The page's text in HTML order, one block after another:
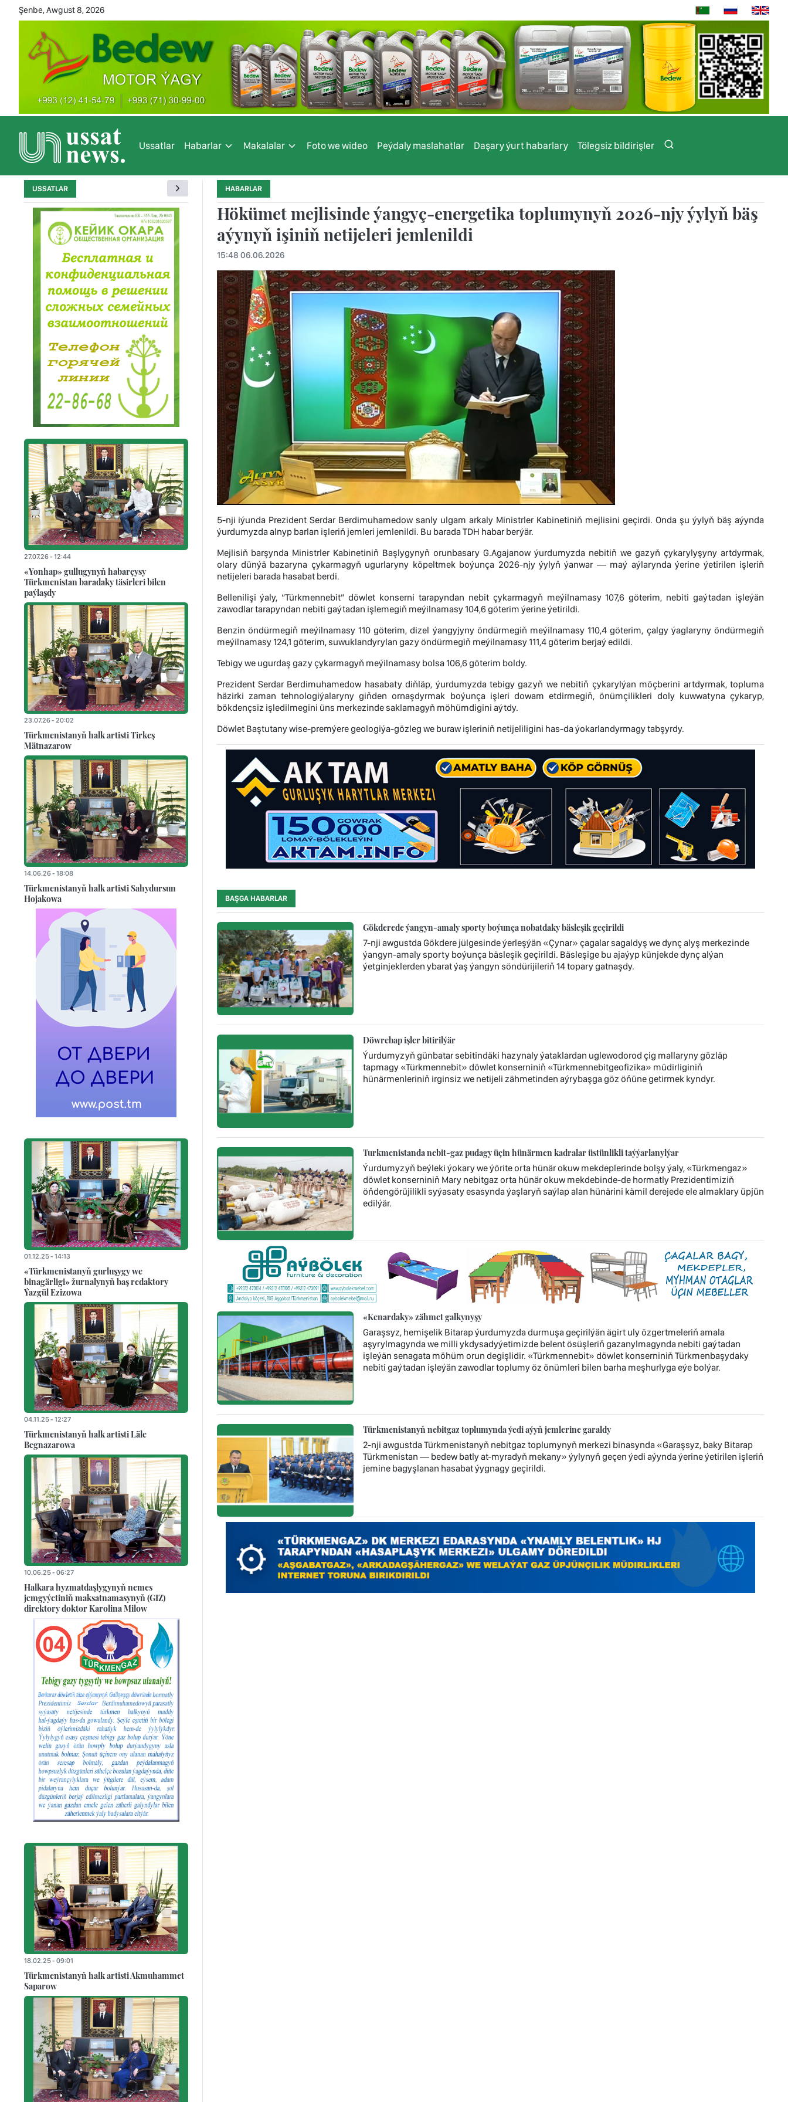
Şenbe, Awgust 8, 2026
Ussatlar Habarlar Makalalar Foto we wideo Peýdaly maslahatlar Daşary ýurt habarlary Tölegsiz bildirişler
HABARLAR
Hökümet mejlisinde ýangyç-energetika toplumynyň 2026-njy ýylyň bäş
aýynyň işiniň netijeleri jemlenildi
15:48 06.06.2026
5-nji iýunda Prezident Serdar Berdimuhamedow sanly ulgam arkaly Ministrler Kabinetiniň mejlisini geçirdi. Onda şu ýylyň bäş aýynda
ýurdumyzda alnyp barlan işleriň jemleri jemlenildi. Bu barada TDH habar berýär.
Mejlisiň barşynda Ministrler Kabinetiniň Başlygynyň orunbasary G.Agajanow ýurdumyzda nebitiň we gazyň çykarylyşyny artdyrmak,
olary dünýä bazaryna çykarmagyň ugurlaryny köpeltmek boýunça 2026-njy ýylyň ýanwar — maý aýlarynda ýerine ýetirilen işleriň
netijeleri barada hasabat berdi.
Bellenilişi ýaly, “Türkmennebit” döwlet konserni tarapyndan nebit çykarmagyň meýilnamasy 107,6 göterim, nebiti gaýtadan işleýän
zawodlar tarapyndan nebiti gaýtadan işlemegiň meýilnamasy 104,6 göterim ýerine ýetirildi.
Benzin öndürmegiň meýilnamasy 110 göterim, dizel ýangyjyny öndürmegiň meýilnamasy 110,4 göterim, çalgy ýaglaryny öndürmegiň
meýilnamasy 124,1 göterim, suwuklandyrylan gazy öndürmegiň meýilnamasy 111,4 göterim berjaý edildi.
Tebigy we ugurdaş gazy çykarmagyň meýilnamasy bolsa 106,6 göterim boldy.
Prezident Serdar Berdimuhamedow hasabaty diňläp, ýurdumyzda tebigy gazyň we nebitiň çykarylýan möçberini artdyrmak, topluma
häzirki zaman tehnologiýalaryny giňden ornaşdyrmak boýunça işleri dowam etdirmegiň, önümçilikleri doly kuwwatyna çykaryp,
bökdençsiz işledilmegini üns merkezinde saklamagyň möhümdigini aýtdy.
Döwlet Baştutany wise-premýere geologiýa-gözleg we buraw işleriniň netijeliligini has-da ýokarlandyrmagy tabşyrdy.
BAŞGA HABARLAR
Gökderede ýangyn-amaly sporty boýunça nobatdaky bäsleşik geçirildi
7-nji awgustda Gökdere jülgesinde ýerleşýän «Çynar» çagalar sagaldyş we dynç alyş merkezinde
ýangyn-amaly sporty boýunça bäsleşik geçirildi. Bäsleşige bu ajaýyp künjekde dynç alýan
ýetginjeklerden ybarat ýaş ýangyn söndürijileriň 14 topary gatnaşdy.
Döwrebap işler bitirilýär
Ýurdumyzyň günbatar sebitindäki hazynaly ýataklardan uglewodorod çig mallaryny gözläp
tapmagy «Türkmennebit» döwlet konserniniň «Türkmennebitgeofizika» müdirliginiň
hünärmenleriniň irginsiz we netijeli zähmetinden aýrybaşga göz öňüne getirmek kyndyr.
Turkmenistanda nebit-gaz pudagy üçin hünärmen kadralar üstünlikli taýýarlanylýar
Ýurdumyzyň beýleki ýokary we ýörite orta hünär okuw mekdeplerinde bolşy ýaly, «Türkmengaz»
döwlet konserniniň Mary nebitgaz orta hünär okuw mekdebinde-de hormatly Prezidentimiziň
öňdengörüjilikli syýasaty esasynda ýaşlaryň saýlap alan hünärini kämil derejede ele almaklary üpjün
edilýär.
«Kenardaky» zähmet galkynyşy
Garaşsyz, hemişelik Bitarap ýurdumyzda durmuşa geçirilýän ägirt uly özgertmeleriň amala
aşyrylmagynda we milli ykdysadyýetimizde belent ösüşleriň gazanylmagynda nebiti gaýtadan
işleýän senagata möhüm orun degişlidir. «Türkmennebit» döwlet konserniniň Türkmenbaşydaky
nebiti gaýtadan işleýän zawodlar toplumy öz önümleri bilen barha meşhurlyga eýe bolýar.
Türkmenistanyň nebitgaz toplumynda ýedi aýyň jemlerine garaldy
2-nji awgustda Türkmenistanyň nebitgaz toplumynyň merkezi binasynda «Garaşsyz, baky Bitarap
Türkmenistan — bedew batly at-myradyň mekany» ýylynyň geçen ýedi aýynda ýerine ýetirilen işleriň
jemine bagyşlanan hasabat ýygnagy geçirildi.
USSATLAR
27.07.26 - 12:44
«Yonhap» gullugynyň habarçysy
Türkmenistan baradaky täsirleri bilen
paýlaşdy
23.07.26 - 20:02
Türkmenistanyň halk artisti Tirkeş
Mätnazarow
14.06.26 - 18:08
Türkmenistanyň halk artisti Sahydursun
Hojakowa
01.12.25 - 14:13
«Türkmenistanyň gurluşygy we
binagärligi» žurnalynyň baş redaktory
Ýazgül Ezizowa
04.11.25 - 12:27
Türkmenistanyň halk artisti Läle
Begnazarowa
10.06.25 - 06:27
Halkara hyzmatdaşlygynyň nemes
jemgyýetiniň maksatnamasynyň (GIZ)
direktory doktor Karolina Milow
18.02.25 - 09:01
Türkmenistanyň halk artisti Akmuhammet
Saparow